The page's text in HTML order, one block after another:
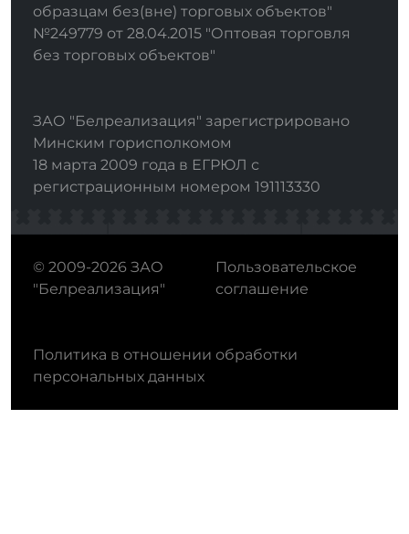
образцам без(вне) торговых объектов"
№249779 от 28.04.2015 "Оптовая торговля
без торговых объектов"
ЗАО "Белреализация" зарегистрировано
Минским горисполкомом
18 марта 2009 года в ЕГРЮЛ с
регистрационным номером 191113330
© 2009-2026 ЗАО
"Белреализация"
Пользовательское
соглашение
Политика в отношении обработки
персональных данных